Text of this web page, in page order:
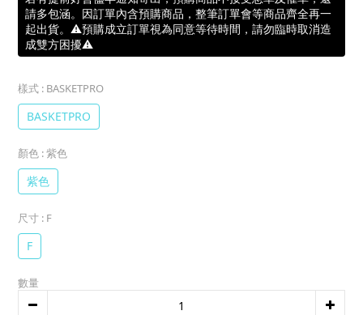
請多包涵。因訂單內含預購商品，整筆訂單會等商品齊全再一
起出貨。⚠️預購成立訂單視為同意等待時間，請勿臨時取消造
成雙方困擾⚠️
樣式 : BASKETPRO
BASKETPRO
顏色 : 紫色
紫色
尺寸 : F
F
數量